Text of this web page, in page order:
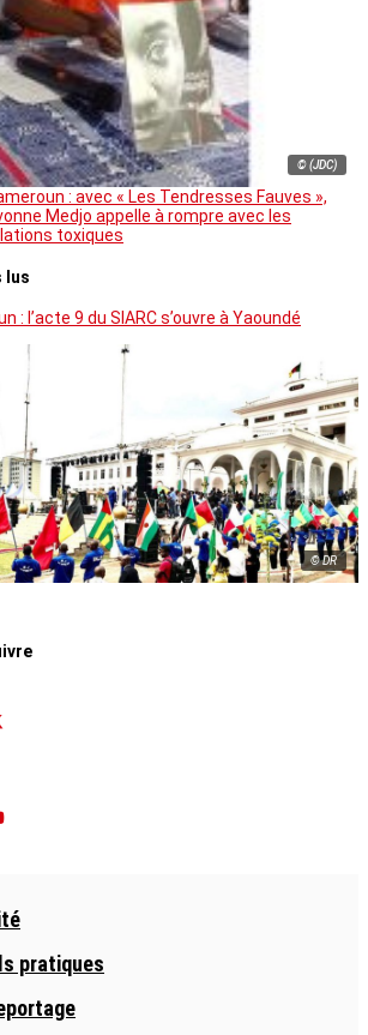
© (JDC)
: avec « Les Tendresses Fauves »,
Medjo appelle à rompre avec les
toxiques
lus
: l’acte 9 du SIARC s’ouvre à Yaoundé
© DR
pratiques